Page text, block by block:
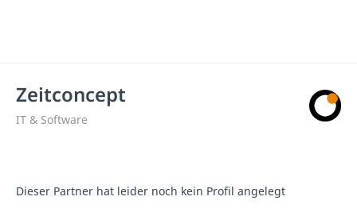
Zeitconcept
IT & Software
Dieser Partner hat leider noch kein Profil angelegt